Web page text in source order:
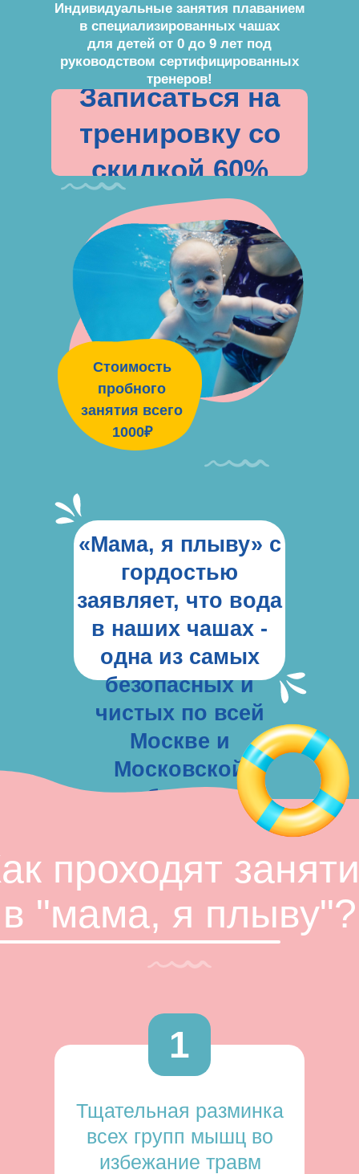
Индивидуальные занятия плаванием
в специализированных чашах
для детей от 0 до 9 лет под
руководством сертифицированных
тренеров!
«Мама, я плыву» с
гордостью
заявляет, что вода
в наших чашах -
одна из самых
безопасных и
чистых по всей
Москве и
Московской
области.
Записаться на
тренировку со
скидкой 60%
Стоимость
пробного
занятия всего
1000₽
проходят
в "мама, я плыву"?
1
Тщательная разминка
всех групп мышц во
избежание травм